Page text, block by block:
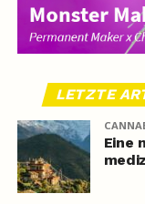
LETZTE
Eine